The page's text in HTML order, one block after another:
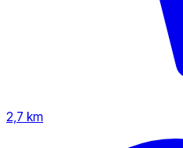
2,7 km